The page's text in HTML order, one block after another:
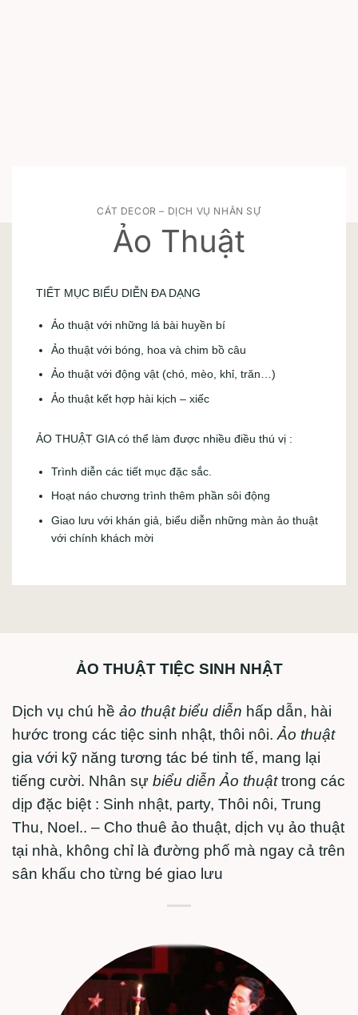
CÁT DECOR – DỊCH VỤ NHÂN SỰ
Ảo Thuật
TIẾT MỤC BIỂU DIỄN ĐA DẠNG
Ảo thuật với những lá bài huyền bí
Ảo thuật với bóng, hoa và chim bồ câu
Ảo thuật với động vật (chó, mèo, khỉ, trăn…)
Ảo thuật kết hợp hài kịch – xiếc
ẢO THUẬT GIA có thể làm được nhiều điều thú vị :
Trình diễn các tiết mục đặc sắc.
Hoạt náo chương trình thêm phần sôi động
Giao lưu với khán giả, biểu diễn những màn ảo thuật
với chính khách mời
ẢO THUẬT TIỆC SINH NHẬT
Dịch vụ chú hề ảo thuật biểu diễn hấp dẫn, hài
hước trong các tiệc sinh nhật, thôi nôi.Ảo thuật
gia với kỹ năng tương tác bé tinh tế, mang lại
tiếng cười. Nhân sự biểu diễn Ảo thuậttrong các
dịp đặc biệt : Sinh nhật, party, Thôi nôi, Trung
Thu, Noel.. – Cho thuê ảo thuật, dịch vụ ảo thuật
tại nhà, không chỉ là đường phố mà ngay cả trên
sân khấu cho từng bé giao lưu